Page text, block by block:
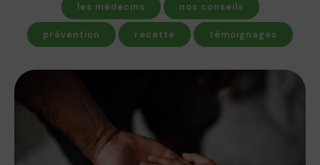
les médecins nos conseils
prévention recette témoignages